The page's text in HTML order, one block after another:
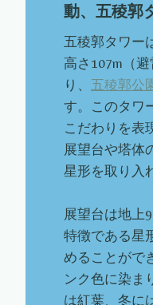
動、五稜郭
五稜郭タワー
高さ107m（
り、 五稜郭公
す。このタワ
こだわりを表
展望台や塔体
星形を取り入
展望台は地上
特徴である星
めることがで
ンク色に染ま
は紅葉、冬に